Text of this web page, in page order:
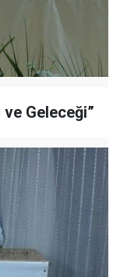
ve Geleceği”